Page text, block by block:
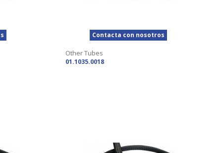
Contacta con nosotros
Other Tubes
01.1035.0018